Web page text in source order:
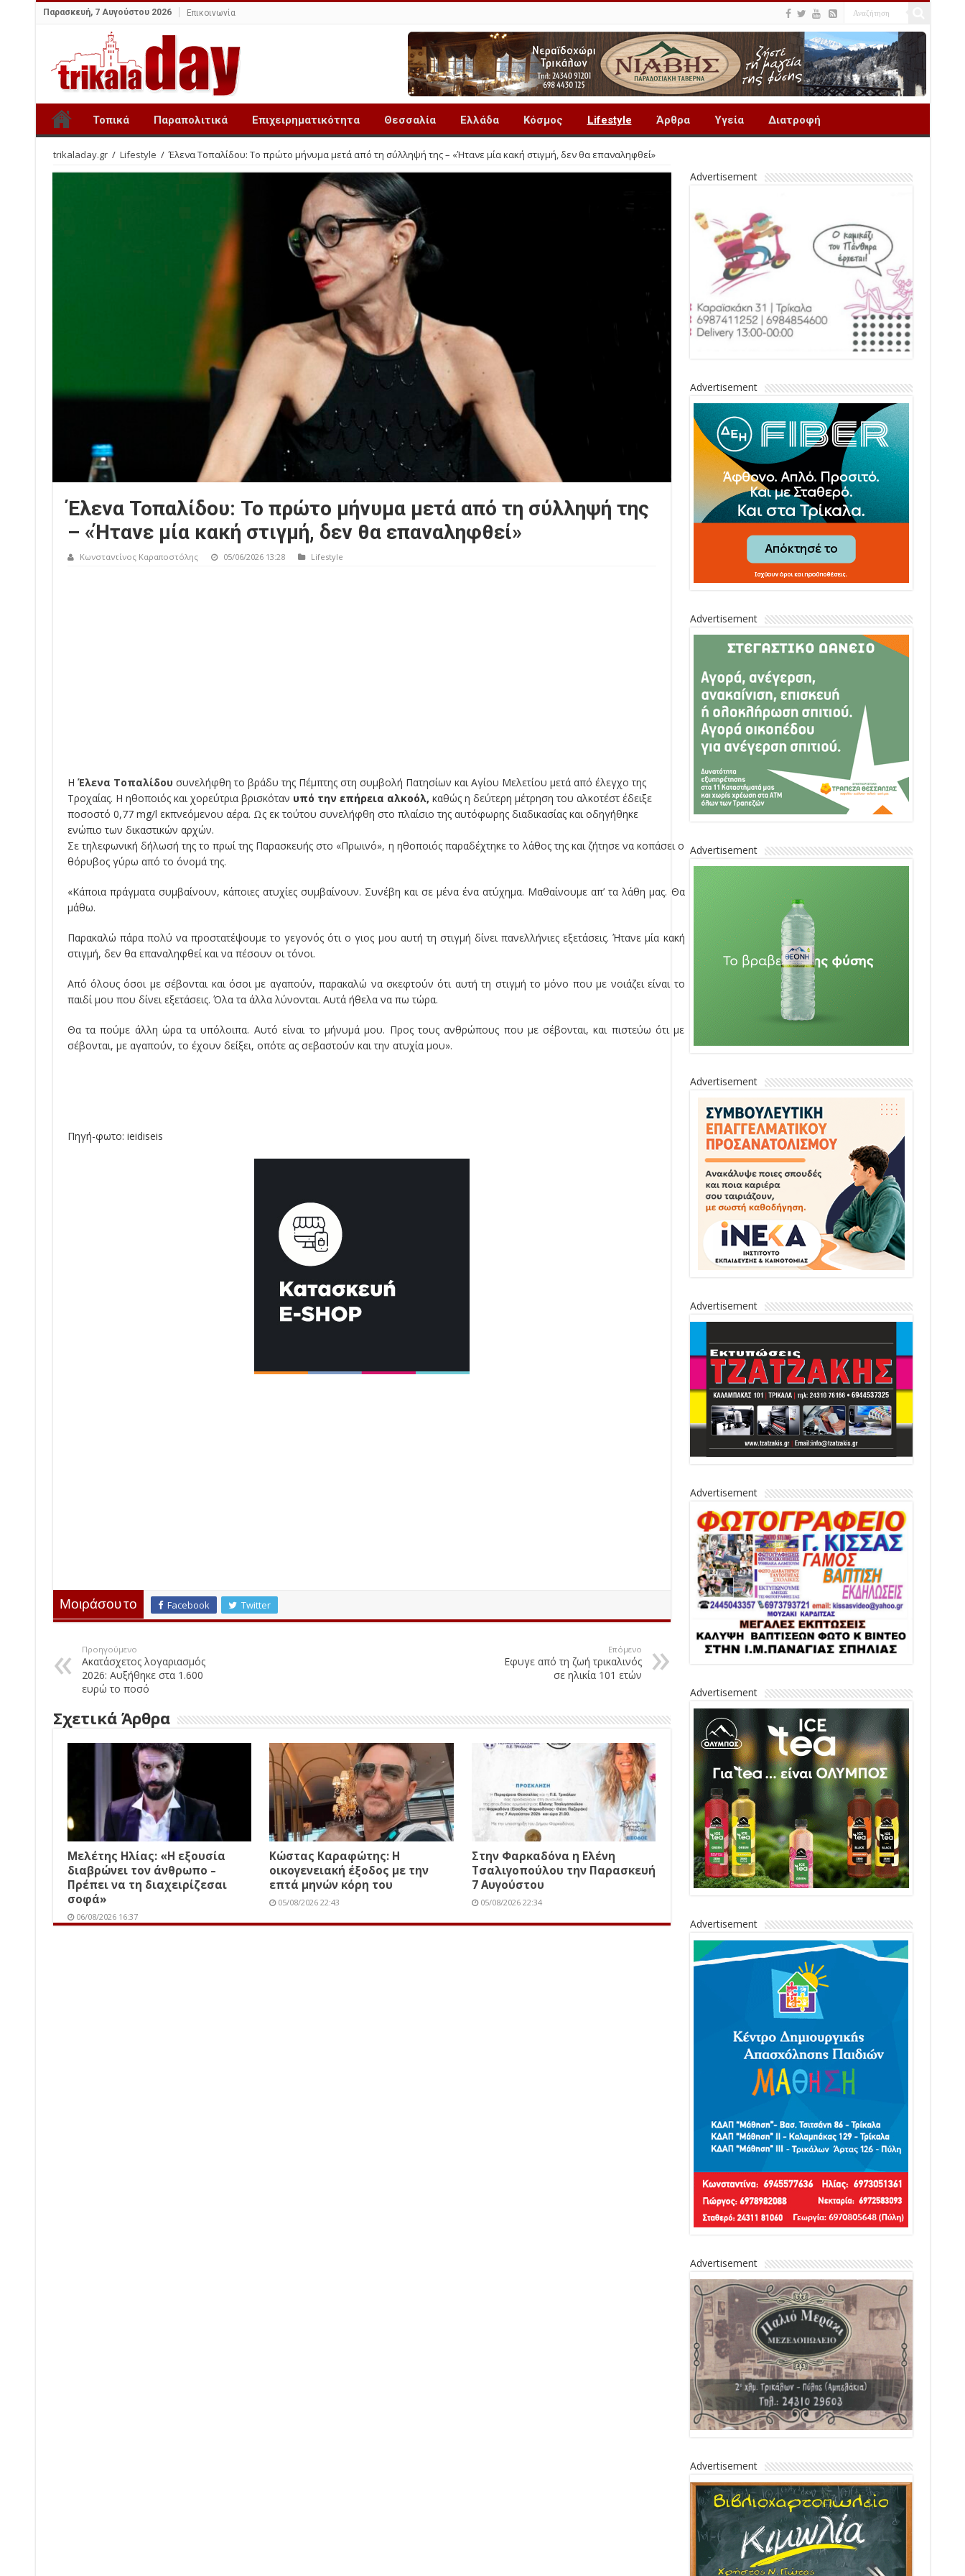
Παρασκευή, 7 Αυγούστου 2026 Επικοινωνία
Τοπικά Παραπολιτικά Επιχειρηματικότητα Θεσσαλία Ελλάδα Κόσμος Lifestyle Άρθρα Υγεία Διατροφή
trikaladay.gr / Lifestyle / Έλενα Τοπαλίδου: Το πρώτο μήνυμα μετά από τη σύλληψή της – «Ήτανε μία κακή στιγμή, δεν θα επαναληφθεί»
Έλενα Τοπαλίδου: Το πρώτο μήνυμα μετά από τη σύλληψή της
– «Ήτανε μία κακή στιγμή, δεν θα επαναληφθεί»
Κωνσταντίνος Καραποστόλης 05/06/2026 13:28 Lifestyle
Η Έλενα Τοπαλίδου συνελήφθη το βράδυ της Πέμπτης στη συμβολή Πατησίων και Αγίου Μελετίου μετά από έλεγχο της
Τροχαίας. Η ηθοποιός και χορεύτρια βρισκόταν υπό την επήρεια αλκοόλ, καθώς η δεύτερη μέτρηση του αλκοτέστ έδειξε
ποσοστό 0,77 mg/l εκπνεόμενου αέρα. Ως εκ τούτου συνελήφθη στο πλαίσιο της αυτόφωρης διαδικασίας και οδηγήθηκε
ενώπιο των δικαστικών αρχών.
Σε τηλεφωνική δήλωσή της το πρωί της Παρασκευής στο «Πρωινό», η ηθοποιός παραδέχτηκε το λάθος της και ζήτησε να κοπάσει ο
θόρυβος γύρω από το όνομά της.
«Κάποια πράγματα συμβαίνουν, κάποιες ατυχίες συμβαίνουν. Συνέβη και σε μένα ένα ατύχημα. Μαθαίνουμε απ’ τα λάθη μας. Θα
μάθω.
Παρακαλώ πάρα πολύ να προστατέψουμε το γεγονός ότι ο γιος μου αυτή τη στιγμή δίνει πανελλήνιες εξετάσεις. Ήτανε μία κακή
στιγμή, δεν θα επαναληφθεί και να πέσουν οι τόνοι.
Από όλους όσοι με σέβονται και όσοι με αγαπούν, παρακαλώ να σκεφτούν ότι αυτή τη στιγμή το μόνο που με νοιάζει είναι το
παιδί μου που δίνει εξετάσεις. Όλα τα άλλα λύνονται. Αυτά ήθελα να πω τώρα.
Θα τα πούμε άλλη ώρα τα υπόλοιπα. Αυτό είναι το μήνυμά μου. Προς τους ανθρώπους που με σέβονται, και πιστεύω ότι με
σέβονται, με αγαπούν, το έχουν δείξει, οπότε ας σεβαστούν και την ατυχία μου».
Πηγή-φωτο: ieidiseis
Μοιράσου το Facebook Twitter
Προηγούμενο
Ακατάσχετος λογαριασμός
2026: Αυξήθηκε στα 1.600
ευρώ το ποσό
Επόμενο
Εφυγε από τη ζωή τρικαλινός
σε ηλικία 101 ετών
Σχετικά Άρθρα
Μελέτης Ηλίας: «Η εξουσία
διαβρώνει τον άνθρωπο –
Πρέπει να τη διαχειρίζεσαι
σοφά»
06/08/2026 16:37
Κώστας Καραφώτης: Η
οικογενειακή έξοδος με την
επτά μηνών κόρη του
05/08/2026 22:43
Στην Φαρκαδόνα η Ελένη
Τσαλιγοπούλου την Παρασκευή
7 Αυγούστου
05/08/2026 22:34
Advertisement
Advertisement
Advertisement
Advertisement
Advertisement
Advertisement
Advertisement
Advertisement
Advertisement
Advertisement
Advertisement